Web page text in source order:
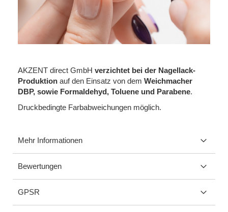
AKZENT direct GmbH verzichtet bei der Nagellack-
Produktion auf den Einsatz von dem Weichmacher
DBP, sowie Formaldehyd, Toluene und Parabene.
Druckbedingte Farbabweichungen möglich.
Mehr Informationen
Bewertungen
GPSR